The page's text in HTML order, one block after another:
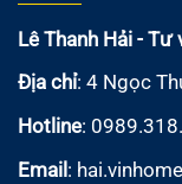
Lê Thanh Hải -
Địa chỉ: 4 Ngọc
Hotline:
Email :